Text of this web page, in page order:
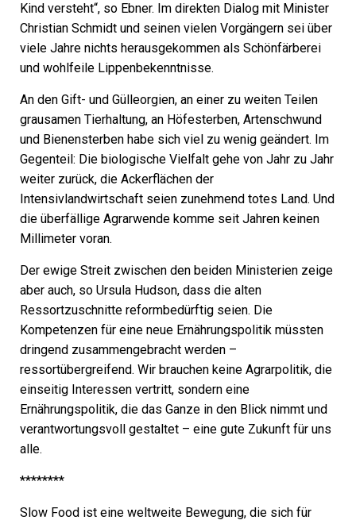
Kind versteht“, so Ebner. Im direkten Dialog mit Minister
Christian Schmidt und seinen vielen Vorgängern sei über
viele Jahre nichts herausgekommen als Schönfärberei
und wohlfeile Lippenbekenntnisse.
An den Gift- und Gülleorgien, an einer zu weiten Teilen
grausamen Tierhaltung, an Höfesterben, Artenschwund
und Bienensterben habe sich viel zu wenig geändert. Im
Gegenteil: Die biologische Vielfalt gehe von Jahr zu Jahr
weiter zurück, die Ackerflächen der
Intensivlandwirtschaft seien zunehmend totes Land. Und
die überfällige Agrarwende komme seit Jahren keinen
Millimeter voran.
Der ewige Streit zwischen den beiden Ministerien zeige
aber auch, so Ursula Hudson, dass die alten
Ressortzuschnitte reformbedürftig seien. Die
Kompetenzen für eine neue Ernährungspolitik müssten
dringend zusammengebracht werden –
ressortübergreifend. Wir brauchen keine Agrarpolitik, die
einseitig Interessen vertritt, sondern eine
Ernährungspolitik, die das Ganze in den Blick nimmt und
verantwortungsvoll gestaltet – eine gute Zukunft für uns
alle.
********
Slow Food ist eine weltweite Bewegung, die sich für